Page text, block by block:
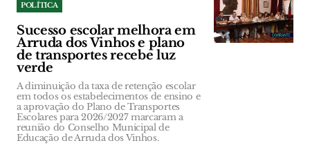
POLÍTICA
Sucesso escolar melhora em
Arruda dos Vinhos e plano
de transportes recebe luz
verde
A diminuição da taxa de retenção escolar
em todos os estabelecimentos de ensino e
a aprovação do Plano de Transportes
Escolares para 2026/2027 marcaram a
reunião do Conselho Municipal de
Educação de Arruda dos Vinhos.